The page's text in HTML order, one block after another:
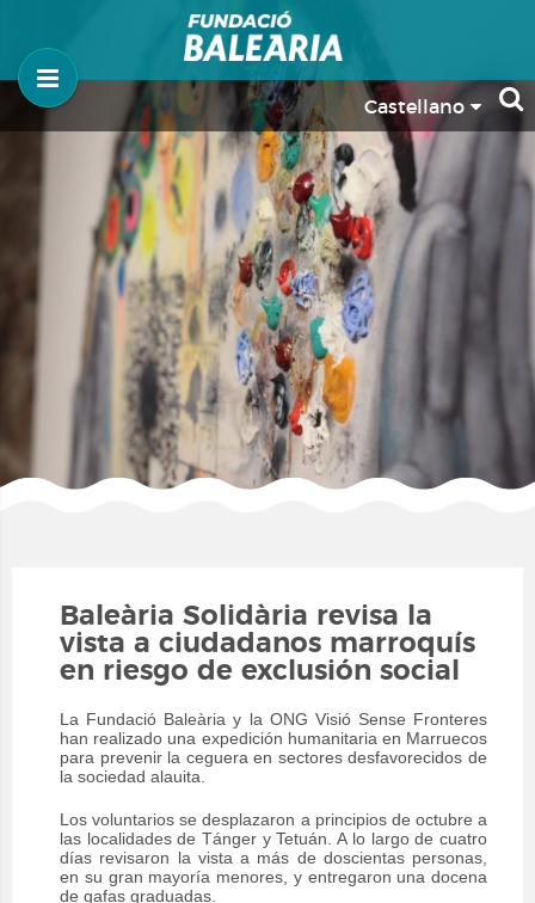
Castellano
Baleària Solidària revisa la
vista a ciudadanos marroquís
en riesgo de exclusión social
La Fundació Baleària y la ONG Visió Sense Fronteres
han realizado una expedición humanitaria en Marruecos
para prevenir la cegueraen sectores desfavorecidos de
la sociedad alauita.
Los voluntarios se desplazaron a principios de octubre a
las localidades de Tánger y Tetuán. A lo largo de cuatro
días revisaron la vista a más de doscientas personas,
en su gran mayoría menores, y entregaron una docena
de gafas graduadas.